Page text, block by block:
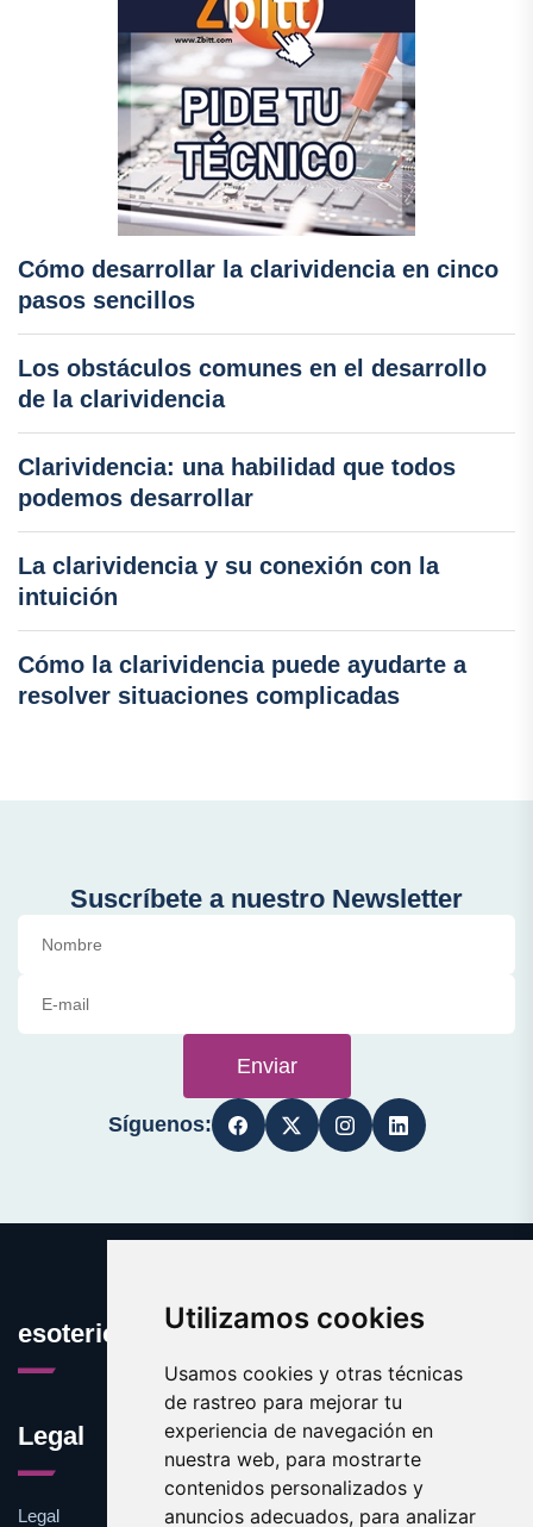
Utilizamos cookies
Usamos cookies y otras técnicas
de rastreo para mejorar tu
experiencia de navegación en
nuestra web, para mostrarte
contenidos personalizados y
anuncios adecuados, para analizar
Cómo desarrollar la clarividencia en cinco
pasos sencillos
Los obstáculos comunes en el desarrollo
de la clarividencia
Clarividencia: una habilidad que todos
podemos desarrollar
La clarividencia y su conexión con la
intuición
Cómo la clarividencia puede ayudarte a
resolver situaciones complicadas
Suscríbete a nuestro Newsletter
Enviar
Síguenos:
esotericos.es
Legal
Legal